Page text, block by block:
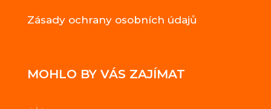
Zásady ochrany osobních údajů
MOHLO BY VÁS ZAJÍMAT